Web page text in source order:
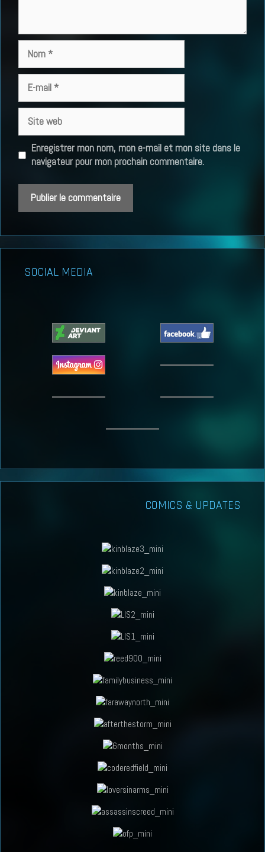
mail
web
Enregistrer mon nom, mon e-mail et mon site dans le
navigateur pour mon prochain commentaire.
SOCIAL MEDIA
COMICS & UPDATES